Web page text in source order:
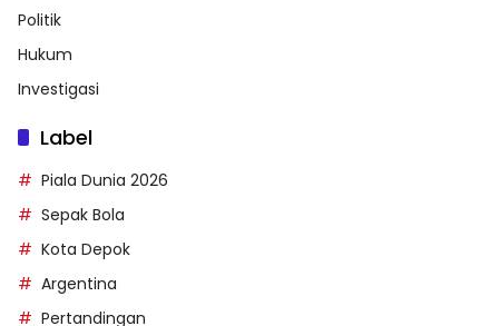
Politik
Hukum
Investigasi
Label
Piala Dunia 2026
Sepak Bola
Kota Depok
Argentina
Pertandingan